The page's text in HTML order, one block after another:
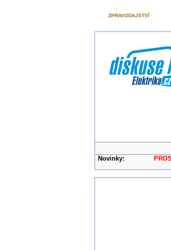
ZPRAVODAJSTVÍ
Novinky: PROSÍME